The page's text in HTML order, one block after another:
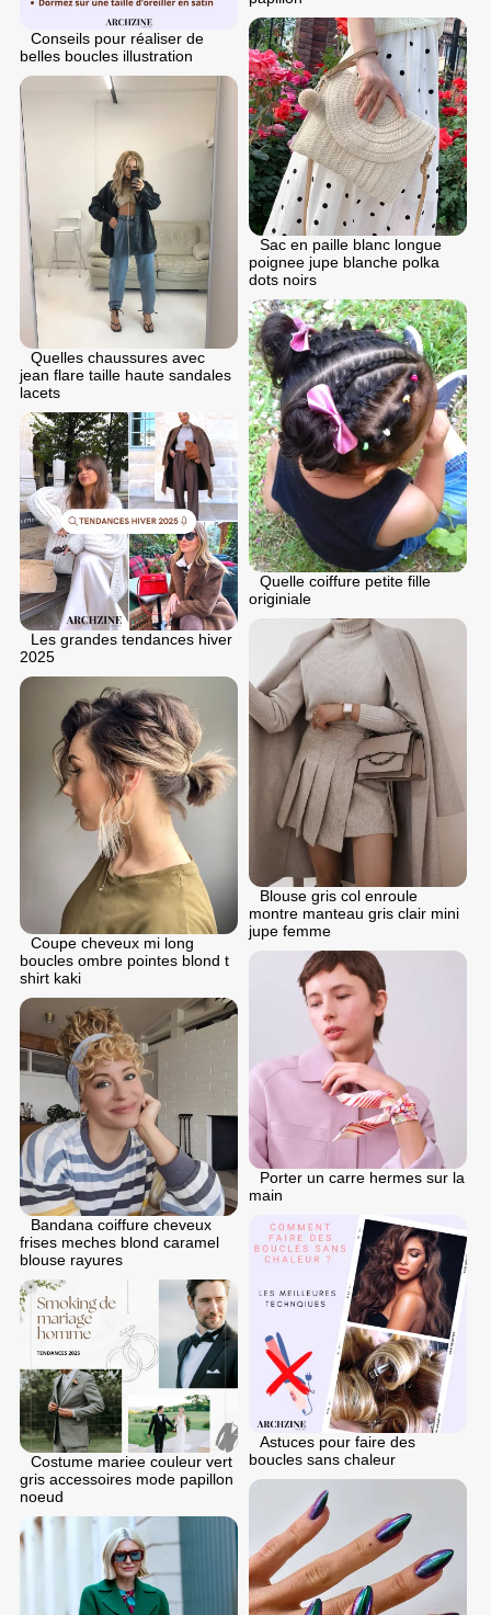
Conseils pour réaliser de
belles boucles illustration
Sac en paille blanc longue
poignee jupe blanche polka
dots noirs
Quelles chaussures avec
jean flare taille haute sandales
lacets
Quelle coiffure petite fille
originiale
Les grandes tendances hiver
2025
Blouse gris col enroule
montre manteau gris clair mini
jupe femme
Coupe cheveux mi long
boucles ombre pointes blond t
shirt kaki
Porter un carre hermes sur la
main
Bandana coiffure cheveux
frises meches blond caramel
blouse rayures
Astuces pour faire des
boucles sans chaleur
Costume mariee couleur vert
gris accessoires mode papillon
noeud